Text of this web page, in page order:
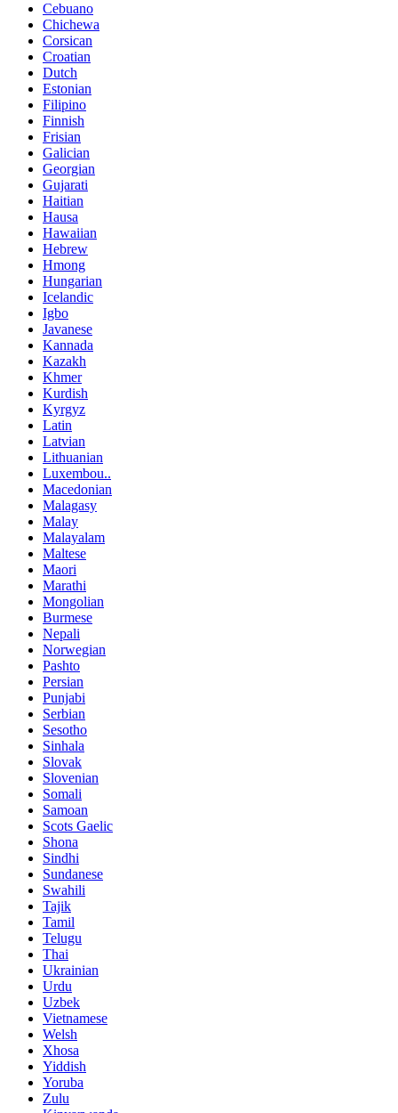
Cebuano
Chichewa
Corsican
Croatian
Dutch
Estonian
Filipino
Finnish
Frisian
Galician
Georgian
Gujarati
Haitian
Hausa
Hawaiian
Hebrew
Hmong
Hungarian
Icelandic
Igbo
Javanese
Kannada
Kazakh
Khmer
Kurdish
Kyrgyz
Latin
Latvian
Lithuanian
Luxembou..
Macedonian
Malagasy
Malay
Malayalam
Maltese
Maori
Marathi
Mongolian
Burmese
Nepali
Norwegian
Pashto
Persian
Punjabi
Serbian
Sesotho
Sinhala
Slovak
Slovenian
Somali
Samoan
Scots Gaelic
Shona
Sindhi
Sundanese
Swahili
Tajik
Tamil
Telugu
Thai
Ukrainian
Urdu
Uzbek
Vietnamese
Welsh
Xhosa
Yiddish
Yoruba
Zulu